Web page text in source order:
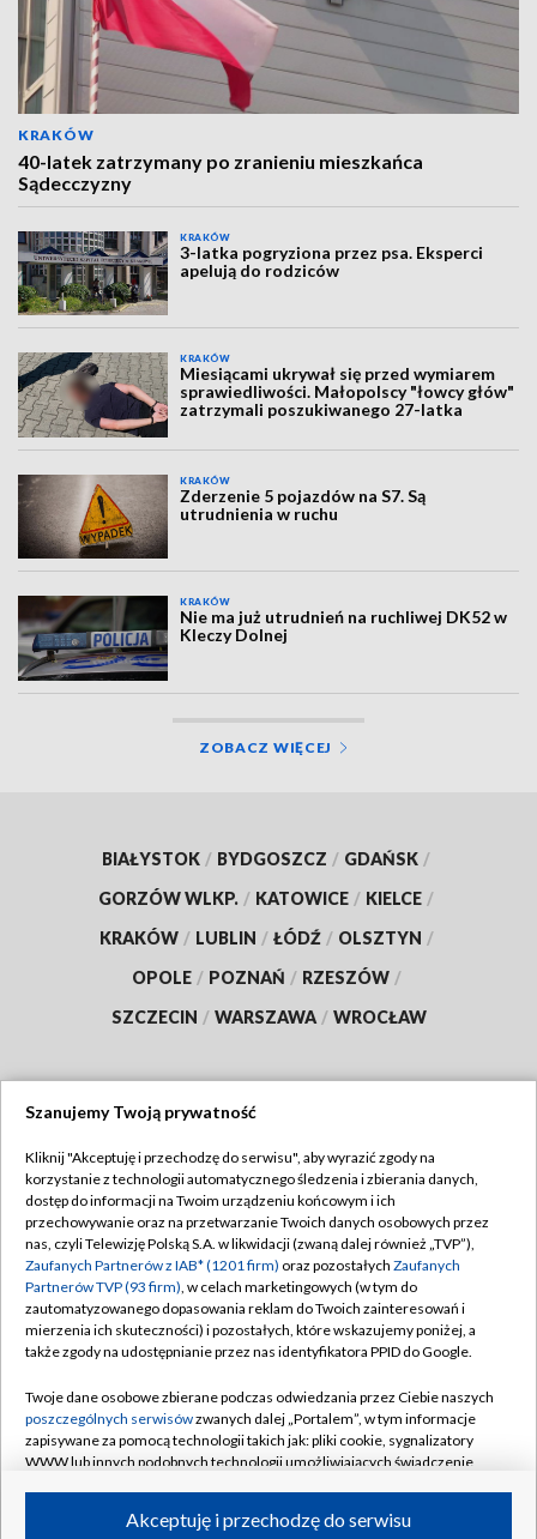
KRAKÓW
40-latek zatrzymany po zranieniu mieszkańca
Sądecczyzny
KRAKÓW
3-latka pogryziona przez psa. Eksperci
apelują do rodziców
KRAKÓW
Miesiącami ukrywał się przed wymiarem
sprawiedliwości. Małopolscy "łowcy głów"
zatrzymali poszukiwanego 27-latka
KRAKÓW
Zderzenie 5 pojazdów na S7. Są
utrudnienia w ruchu
KRAKÓW
Nie ma już utrudnień na ruchliwej DK52 w
Kleczy Dolnej
ZOBACZ WIĘCEJ
BIAŁYSTOK / BYDGOSZCZ / GDAŃSK /
GORZÓW WLKP. / KATOWICE / KIELCE /
KRAKÓW / LUBLIN / ŁÓDŹ / OLSZTYN /
OPOLE / POZNAŃ / RZESZÓW /
SZCZECIN / WARSZAWA / WROCŁAW
TVP
Abonament TVP
Emisja w TVP
Centrum informacji TVP
Naziemna Telewizja Cyfrowa
Rada Programowa
System NOS
Informacje o nadawcy
Program dla prasy
Regulamin TVP
Polityka prywatności
Moje zgody
Pomoc
Kontakt
Kanały
Szanujemy Twoją prywatność
Kliknij "Akceptuję i przechodzę do serwisu", aby wyrazić zgody na
korzystanie z technologii automatycznego śledzenia i zbierania danych,
dostęp do informacji na Twoim urządzeniu końcowym i ich
przechowywanie oraz na przetwarzanie Twoich danych osobowych przez
nas, czyli Telewizję Polską S.A. w likwidacji (zwaną dalej również „TVP”),
Zaufanych Partnerów z IAB* (1201 firm) oraz pozostałych Zaufanych
Partnerów TVP (93 firm), w celach marketingowych (w tym do
zautomatyzowanego dopasowania reklam do Twoich zainteresowań i
mierzenia ich skuteczności) i pozostałych, które wskazujemy poniżej, a
także zgody na udostępnianie przez nas identyfikatora PPID do Google.
Twoje dane osobowe zbierane podczas odwiedzania przez Ciebie naszych
poszczególnych serwisówzwanych dalej „Portalem”, w tym informacje
zapisywane za pomocą technologii takich jak: pliki cookie, sygnalizatory
WWW lub innych podobnych technologii umożliwiających świadczenie
ruchu w Internecie.Akceptuję i przechodzę do serwisu